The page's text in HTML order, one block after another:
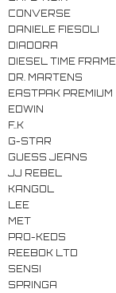
CONVERSE
DANIELE FIESOLI
DIADORA
DIESEL TIME
DR. MARTENS
EASTPAK PREMIUM
EDWIN
F..K
G-STAR
GUESS JEANS
JJ REBEL
KANGOL
LEE
MET
PRO-KEDS
REEBOK LTD
SENSI
SPRINGA